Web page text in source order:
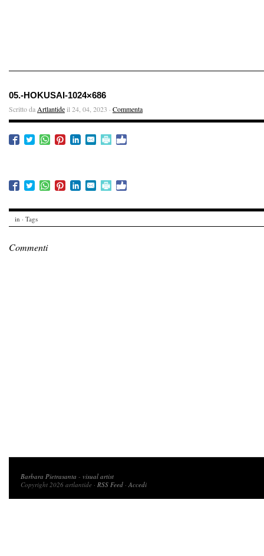
05.-HOKUSAI-1024×686
Scritto da Artlantideil 24, 04, 2023 · Commenta
in · Tags
Commenti
Barbara Pietrasanta - visual artist
Copyright 2026 artlantide · RSS Feed ·Accedi